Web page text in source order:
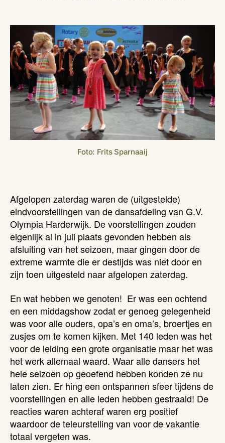
Foto: Frits Sparnaaij
Afgelopen zaterdag waren de (uitgestelde)
eindvoorstellingen van de dansafdeling van G.V.
Olympia Harderwijk. De voorstellingen zouden
eigenlijk al in juli plaats gevonden hebben als
afsluiting van het seizoen, maar gingen door de
extreme warmte die er destijds was niet door en
zijn toen uitgesteld naar afgelopen zaterdag.
En wat hebben we genoten! Er was een ochtend
en een middagshow zodat er genoeg gelegenheid
was voor alle ouders, opa’s en oma’s, broertjes en
zusjes om te komen kijken. Met 140 leden was het
voor de leiding een grote organisatie maar het was
het werk allemaal waard. Waar alle dansers het
hele seizoen op geoefend hebben konden ze nu
laten zien. Er hing een ontspannen sfeer tijdens de
voorstellingen en alle leden hebben gestraald! De
reacties waren achteraf waren erg positief
waardoor de teleurstelling van voor de vakantie
totaal vergeten was.